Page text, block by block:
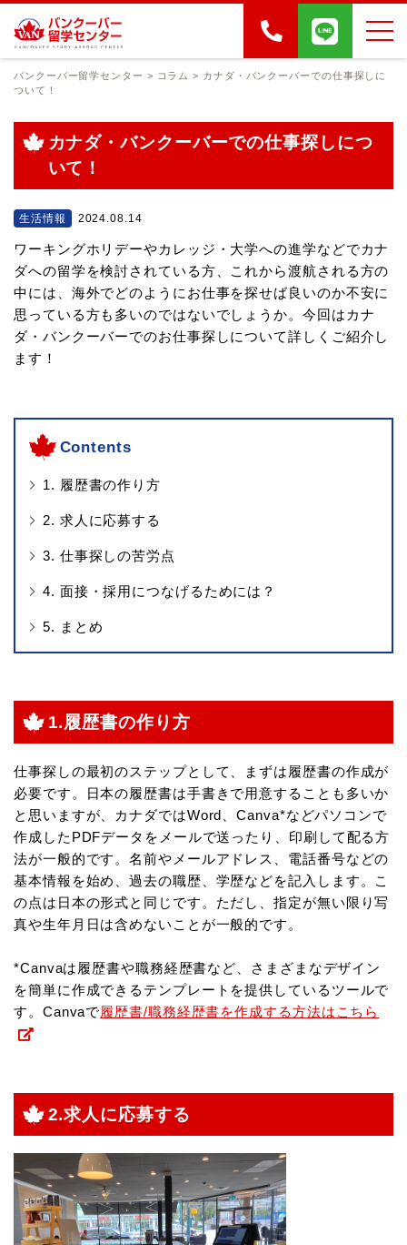
バンクーバー留学センター > コラム > カナダ・バンクーバーでの仕事探しに
ついて！
カナダ・バンクーバーでの仕事探しにつ
いて！
生活情報 2024.08.14
ワーキングホリデーやカレッジ・大学への進学などでカナ
ダへの留学を検討されている方、これから渡航される方の
中には、海外でどのようにお仕事を探せば良いのか不安に
思っている方も多いのではないでしょうか。今回はカナ
ダ・バンクーバーでのお仕事探しについて詳しくご紹介し
ます！
Contents
1. 履歴書の作り方
2. 求人に応募する
3. 仕事探しの苦労点
4. 面接・採用につなげるためには？
5. まとめ
1.履歴書の作り方
仕事探しの最初のステップとして、まずは履歴書の作成が
必要です。日本の履歴書は手書きで用意することも多いか
と思いますが、カナダではWord、Canva*などパソコンで
作成したPDFデータをメールで送ったり、印刷して配る方
法が一般的です。名前やメールアドレス、電話番号などの
基本情報を始め、過去の職歴、学歴などを記入します。こ
の点は日本の形式と同じです。ただし、指定が無い限り写
真や生年月日は含めないことが一般的です。
*Canvaは履歴書や職務経歴書など、さまざまなデザイン
を簡単に作成できるテンプレートを提供しているツールで
す。Canvaで履歴書/職務経歴書を作成する方法はこちら
2.求人に応募する